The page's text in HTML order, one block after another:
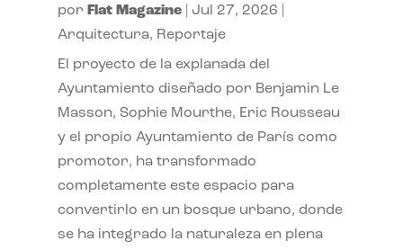
por Flat Magazine| Jul 27, 2026
Arquitectura, Reportaje
El proyecto de la explanada del
Ayuntamiento diseñado por Benjamin Le
Masson, Sophie Mourthe, Eric Rousseau
y el propio Ayuntamiento de París como
promotor, ha transformado
completamente este espacio para
convertirlo en un bosque urbano, donde
se ha integrado la naturaleza en plena